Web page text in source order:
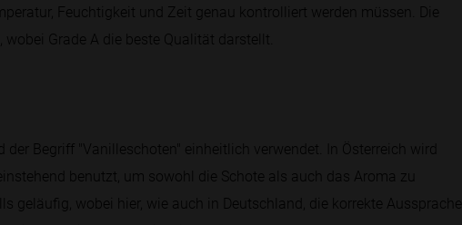
Feuchtigkeit und Zeit genau kontrolliert werden müssen. Die
Grade A die beste Qualität darstellt.
der Begriff "Vanilleschoten" einheitlich verwendet. In Österreich wird
benutzt, um sowohl die Schote als auch das Aroma zu
geläufig, wobei hier, wie auch in Deutschland, die korrekte Aussprache